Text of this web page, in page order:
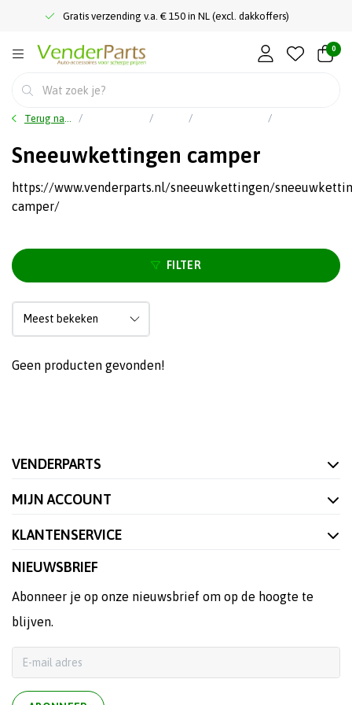
Gratis verzending v.a. € 150 in NL (excl. dakkoffers)
0
Terug naar home
Sneeuwkettingen camper
https://www.venderparts.nl/sneeuwkettingen/
camper/
FILTER
Geen producten gevonden!
VENDERPARTS
MIJN ACCOUNT
KLANTENSERVICE
NIEUWSBRIEF
Abonneer je op onze nieuwsbrief om op de hoogte te
blijven.